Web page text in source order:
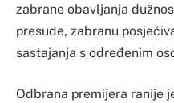
zabrane obavljanja
presude, zabranu
sastajanja s određenim
Odbrana premijera ranije